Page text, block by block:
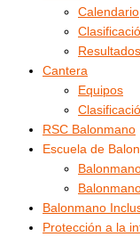
Calendario
Resultados
Cantera
Equipos
RSC Balonmano
Escuela de
Balonmano
Protección a la